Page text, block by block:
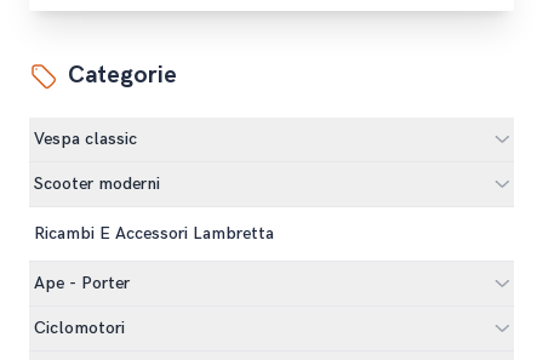
Categorie
Vespa classic
Scooter moderni
Ricambi E Accessori Lambretta
Ape - Porter
Ciclomotori